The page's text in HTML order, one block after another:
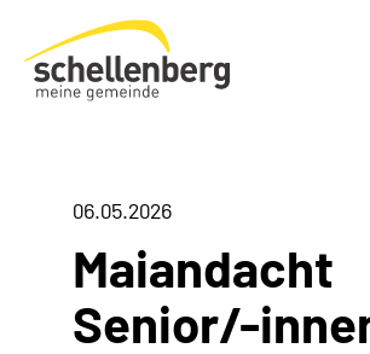
Gemeinde Schellenberg Startseite
06.05.2026
Maiandacht
Senior/-